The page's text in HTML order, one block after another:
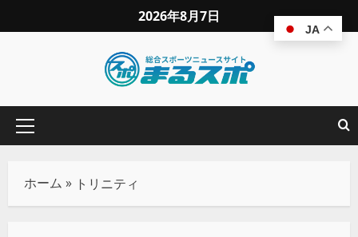
2026年8月7日
ホーム » トリニティ
JA